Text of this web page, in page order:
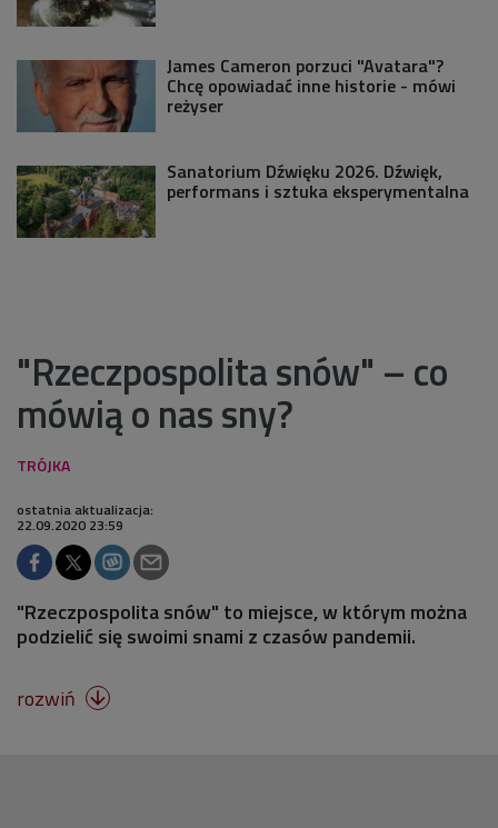
James Cameron porzuci "Avatara"?
Chcę opowiadać inne historie - mówi
reżyser
Sanatorium Dźwięku 2026. Dźwięk,
performans i sztuka eksperymentalna
"Rzeczpospolita snów" – co
mówią o nas sny?
ostatnia aktualizacja:
22.09.2020 23:59
"Rzeczpospolita snów" to miejsce, w którym można
podzielić się swoimi snami z czasów pandemii.
rozwiń 